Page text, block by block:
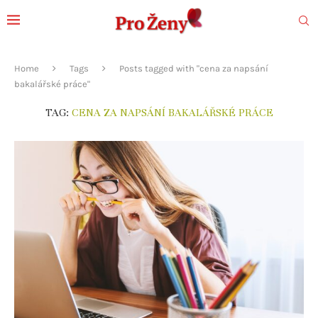
Home Tags
Posts tagged with "cena za napsání
bakalářské práce"
TAG: CENA ZA NAPSÁNÍ BAKALÁŘSKÉ PRÁCE